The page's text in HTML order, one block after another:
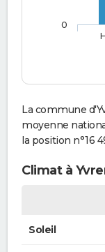
0
La commune
moyenne
la position n°16
Climat à
Soleil